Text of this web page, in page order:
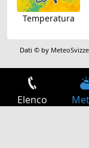
Temperatura
Dati © by
Elenco